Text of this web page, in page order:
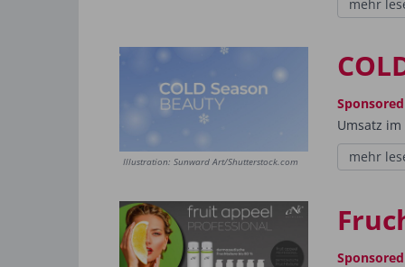
mehr
Illustration: Sunward Art/Shutterstock.com
Umsatz
mehr